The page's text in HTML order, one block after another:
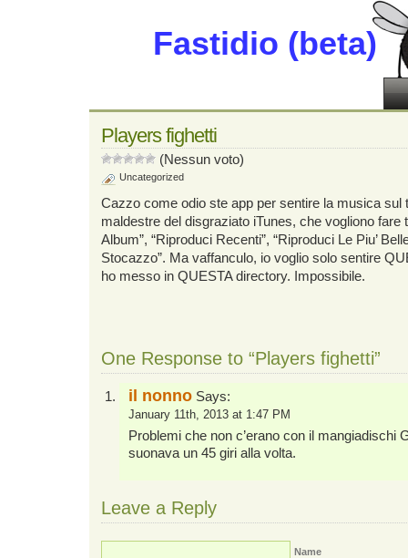
Fastidio (beta)
Players fighetti
(Nessun voto)
Uncategorized
Cazzo come odio ste app per sentire la musica sul
maldestre del disgraziato iTunes, che vogliono fare
Album”, “Riproduci Recenti”, “Riproduci Le Piu’
Stocazzo”. Ma vaffanculo, io voglio solo sentire
ho messo in QUESTA directory. Impossibile.
One Response to “Players fighetti”
il nonno Says:
January 11th, 2013 at 1:47 PM
Problemi che non c’erano con il mangiadischi
suonava un 45 giri alla volta.
Leave a Reply
Name